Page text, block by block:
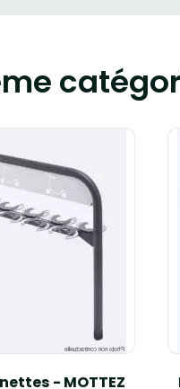
- MOTTEZ